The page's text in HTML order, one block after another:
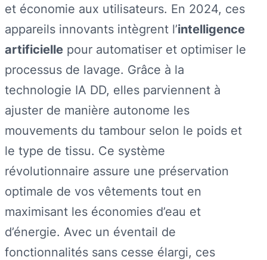
et économie aux utilisateurs. En 2024, ces
appareils innovants intègrent l’intelligence
artificielle pour automatiser et optimiser le
processus de lavage. Grâce à la
technologie IA DD, elles parviennent à
ajuster de manière autonome les
mouvements du tambour selon le poids et
le type de tissu. Ce système
révolutionnaire assure une préservation
optimale de vos vêtements tout en
maximisant les économies d’eau et
d’énergie. Avec un éventail de
fonctionnalités sans cesse élargi, ces